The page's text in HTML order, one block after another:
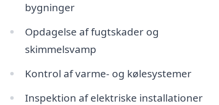
bygninger
Opdagelse af fugtskader og
skimmelsvamp
Kontrol af varme- og kølesystemer
Inspektion af elektriske installationer